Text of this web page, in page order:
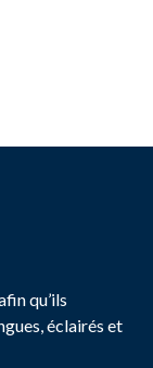
qu’ils
éclairés et